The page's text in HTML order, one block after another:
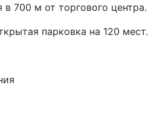
700 м от торгового центра.
парковка на 120 мест.